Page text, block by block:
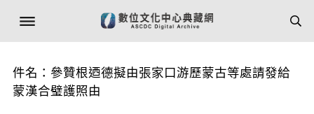
件名：參贊根迺德擬由張家口游歷蒙古等處請發給
蒙漢合璧護照由